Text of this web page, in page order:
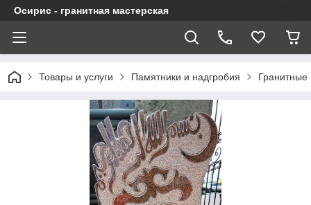
Осирис - гранитная мастерская
Товары и услуги Памятники и надгробия Гранитные